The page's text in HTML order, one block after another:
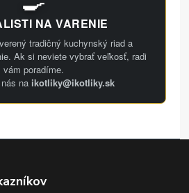
NA VARENIE
tradičný kuchynský riad a
Ak si neviete vybrať veľkosť, radi
vám poradíme.
na ikotliky@ikotliky.sk